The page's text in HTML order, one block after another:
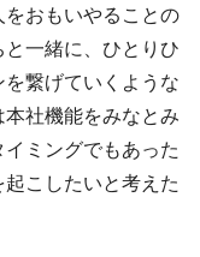
おもいやることの
一緒に、ひとりひ
繋げていくような
社機能をみなとみ
ミングでもあった
こしたいと考えた